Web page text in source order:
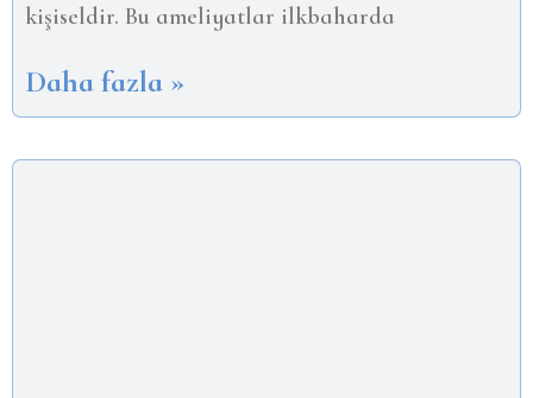
kişiseldir. Bu ameliyatlar ilkbaharda
Daha fazla »